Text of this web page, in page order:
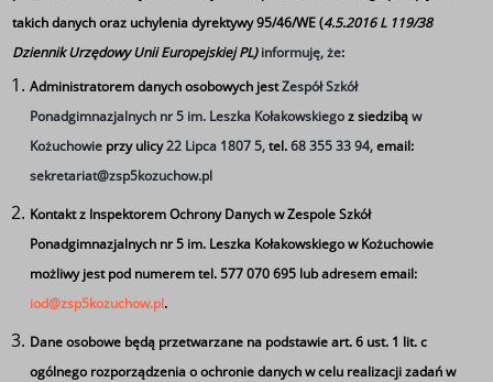
3 9.40 – 10.25 MG matematyka 106
4
10.25 –
11.10
MG matematyka
MZ j.niemiecki
12.05 –
12.50
MZ
MZ j.niemiecki 108
takich danych oraz uchylenia dyrektywy 95/46/WE (4.5.2016 L 119/38
Dziennik Urzędowy Unii Europejskiej PL)informuję, że:
Administratorem danych osobowych jestZespół Szkół
Ponadgimnazjalnych nr 5 im. Leszka Kołakowskiegoz siedzibąw
Kożuchowie przy ulicy22 Lipca 1807 5,tel.68 355 33 94,email:
sekretariat@zsp5kozuchow.pl
Kontakt z Inspektorem Ochrony Danych w Zespole Szkół
Ponadgimnazjalnych nr 5 im. Leszka Kołakowskiego w Kożuchowie
możliwy jest pod numerem tel. 577 070 695 lub adresem email:
iod@zsp5kozuchow.pl.
Dane osobowe będą przetwarzane na podstawie art. 6 ust. 1 lit. c
ogólnego rozporządzenia o ochronie danych w celu realizacji zadań w